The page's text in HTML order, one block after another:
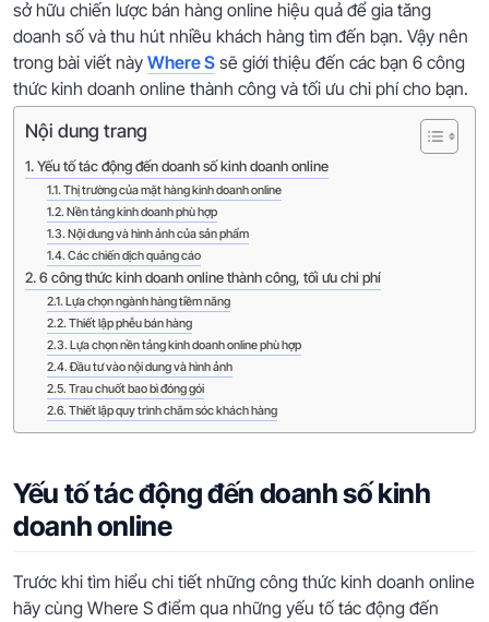
sở hữu chiến lược bán hàng online hiệu quả để gia tăng
doanh số và thu hút nhiều khách hàng tìm đến bạn. Vậy nên
trong bài viết này Where S sẽ giới thiệu đến các bạn 6 công
thức kinh doanh online thành công và tối ưu chi phí cho bạn.
Nội dung trang
Yếu tố tác động đến doanh số kinh doanh online
Thị trường của mặt hàng kinh doanh online
Nền tảng kinh doanh phù hợp
Nội dung và hình ảnh của sản phẩm
Các chiến dịch quảng cáo
6 công thức kinh doanh online thành công, tối ưu chi phí
Lựa chọn ngành hàng tiềm năng
Thiết lập phễu bán hàng
Lựa chọn nền tảng kinh doanh online phù hợp
Đầu tư vào nội dung và hình ảnh
Trau chuốt bao bì đóng gói
Thiết lập quy trình chăm sóc khách hàng
Yếu tố tác động đến doanh số kinh
doanh online
Trước khi tìm hiểu chi tiết những công thức kinh doanh online
hãy cùng Where S điểm qua những yếu tố tác động đến